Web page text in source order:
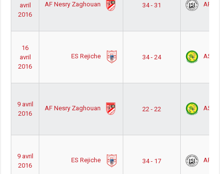
avril
2016
AF Nesry Zaghouan 34 - 31 AF
16
avril
2016
ES Rejiche 34 - 24 AS
9 avril
2016
AF Nesry Zaghouan 22 - 22 AS
9 avril
2016
ES Rejiche 34 - 17 AF